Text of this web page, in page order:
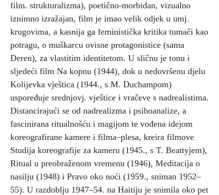
film. strukturalizma), poetično-morbidan, vizualno
iznimno izražajan, film je imao velik odjek u umj.
krugovima, a kasnija ga feministička kritika tumači kao
potragu, o muškarcu ovisne protagonistice (sama
Deren), za vlastitim identitetom. U sličnu je tonu i
sljedeći film Na kopnu (1944), dok u nedovršenu djelu
Kolijevka vještica (1944., s M. Duchampom)
uspoređuje srednjovj. vještice i vračeve s nadrealistima.
Distancirajući se od nadrealizma i psihoanalize, a
fascinirana ritualnošću i magijom te vođena idejom
koreografirane kamere i filma–plesa, kreira filmove
Studija koreografije za kameru (1945., s T. Beattyjem),
Ritual u preobraženom vremenu (1946), Meditacija o
nasilju (1948) i Pravo oko noći (1959., sniman 1952–
55). U razdoblju 1947–54. na Haitiju je snimila oko pet